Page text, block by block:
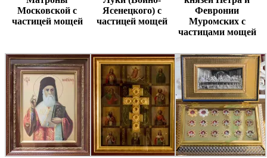
Московской с
частицей мощей
Ясенецкого) с
частицей мощей
Февронии
Муромских с
частицами мощей